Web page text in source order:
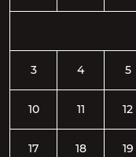
3 4 5
10 11 12
17 18 19